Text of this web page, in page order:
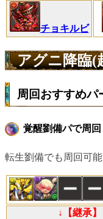
チョキルビ
アグニ降臨(
周回おすすめパ
覚醒劉備パで周回
転生劉備でも周回可能
↓【継承】